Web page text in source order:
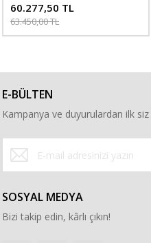
60.277,50 TL
63.450,00 TL
E-BÜLTEN
Kampanya ve duyurulardan ilk
SOSYAL MEDYA
Bizi takip edin, kârlı çıkın!